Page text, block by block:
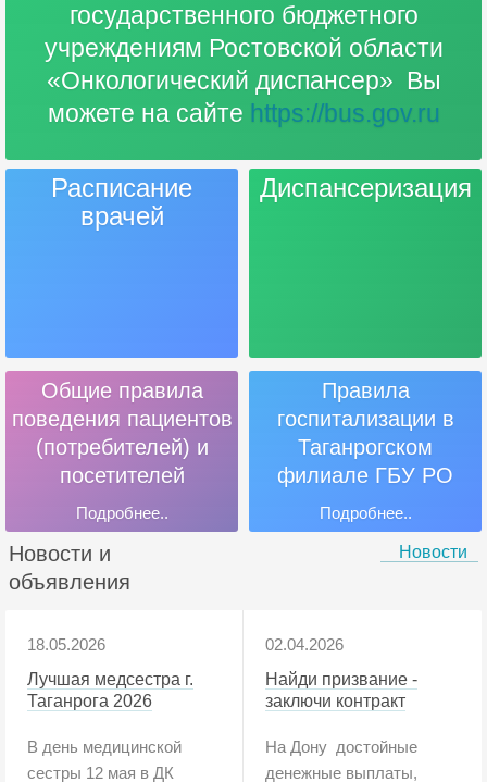
государственного бюджетного
учреждениям Ростовской области
«Онкологический диспансер» Вы
можете на сайте https://bus.gov.ru
Расписание
врачей
Диспансеризация
Общие правила
поведения пациентов
(потребителей) и
посетителей
Подробнее..
Правила
госпитализации в
Таганрогском
филиале ГБУ РО
«Онкодиспансер»
Подробнее..
Новости и
объявления
Новости
18.05.2026
Лучшая медсестра г.
Таганрога 2026
В день медицинской
сестры 12 мая в ДК
02.04.2026
Найди призвание -
заключи контракт
На Дону достойные
денежные выплаты,